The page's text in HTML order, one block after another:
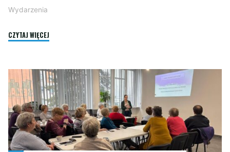
Wydarzenia
CZYTAJ WIĘCEJ
ROZBARKU"